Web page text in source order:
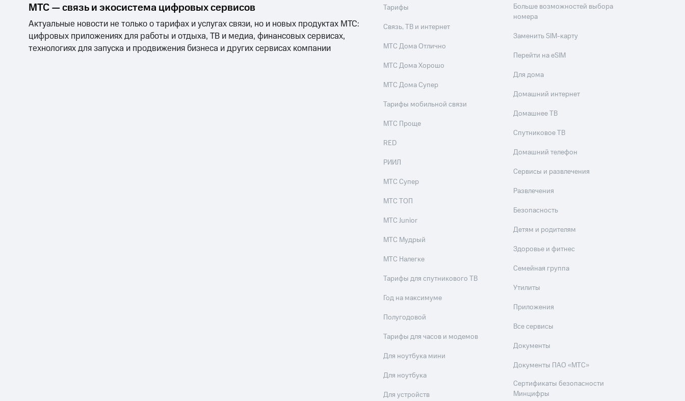
МТС — связь и экосистема цифровых сервисов
Актуальные новости не только о тарифах и услугах связи, но и новых продуктах МТС:
цифровых приложениях для работы и отдыха, ТВ и медиа, финансовых сервисах,
технологиях для запуска и продвижения бизнеса и других сервисах компании
Тарифы
Связь, ТВ и интернет
МТС Дома Отлично
МТС Дома Хорошо
МТС Дома Супер
Тарифы мобильной связи
МТС Проще
RED
РИИЛ
МТС Супер
МТС ТОП
МТС Junior
МТС Мудрый
МТС Налегке
Тарифы для спутникового ТВ
Год на максимуме
Полугодовой
Тарифы для часов и модемов
Для ноутбука мини
Для ноутбука
Для устройств
Больше возможностей выбора
номера
Заменить SIM-карту
Перейти на eSIM
Для дома
Домашний интернет
Домашнее ТВ
Спутниковое ТВ
Домашний телефон
Сервисы и развлечения
Развлечения
Безопасность
Детям и родителям
Здоровье и фитнес
Семейная группа
Утилиты
Приложения
Все сервисы
Документы
Документы ПАО «МТС»
Сертификаты безопасности
Минцифры